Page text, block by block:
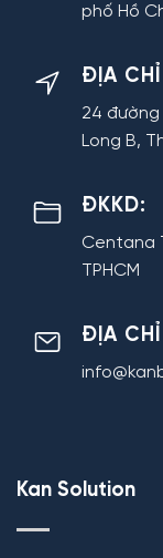
phố Hồ
ĐỊA CHỈ
24 đường
Long B,
ĐKKD:
Centana
TPHCM
ĐỊA CHỈ
Kan Solution